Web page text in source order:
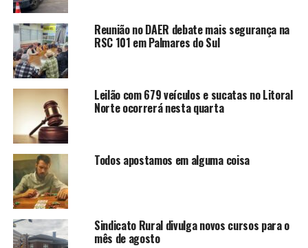
Reunião no DAER debate mais segurança na
RSC 101 em Palmares do Sul
Leilão com 679 veículos e sucatas no Litoral
Norte ocorrerá nesta quarta
Todos apostamos em alguma coisa
Sindicato Rural divulga novos cursos para o
mês de agosto